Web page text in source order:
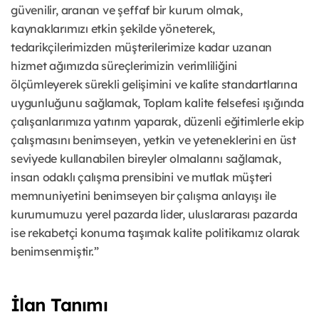
güvenilir, aranan ve şeffaf bir kurum olmak,
kaynaklarımızı etkin şekilde yöneterek,
tedarikçilerimizden müşterilerimize kadar uzanan
hizmet ağımızda süreçlerimizin verimliliğini
ölçümleyerek sürekli gelişimini ve kalite standartlarına
uygunluğunu sağlamak, Toplam kalite felsefesi ışığında
çalışanlarımıza yatırım yaparak, düzenli eğitimlerle ekip
çalışmasını benimseyen, yetkin ve yeteneklerini en üst
seviyede kullanabilen bireyler olmalarını sağlamak,
insan odaklı çalışma prensibini ve mutlak müşteri
memnuniyetini benimseyen bir çalışma anlayışı ile
kurumumuzu yerel pazarda lider, uluslararası pazarda
ise rekabetçi konuma taşımak kalite politikamız olarak
benimsenmiştir.”
İlan Tanımı